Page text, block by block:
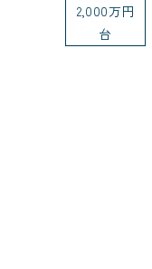
2,000万円
台